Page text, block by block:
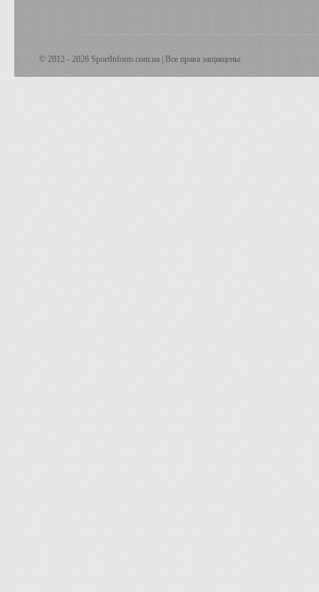
© 2012 - 2026 SportInform.com.ua | Все права защищены.